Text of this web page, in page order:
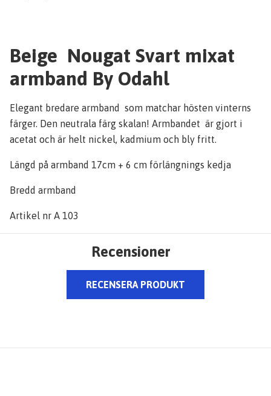
Beige Nougat Svart mixat
armband By Odahl
Elegant bredare armband som matchar hösten vinterns
färger. Den neutrala färg skalan! Armbandet är gjort i
acetat och är helt nickel, kadmium och bly fritt.
Längd på armband 17cm + 6 cm förlängnings kedja
Bredd armband
Artikel nr A 103
Recensioner
RECENSERA PRODUKT